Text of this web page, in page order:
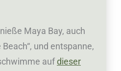
Maya Bay, auch
und entspanne,
auf dieser